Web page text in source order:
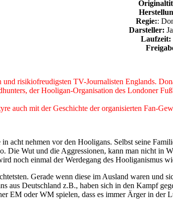
Regie::
Darsteller:
Laufzeit:
risikiofreudigsten TV-Journalisten Englands.
der Hooligan-Organisation des Londoner
auch mit der Geschichte der organisierten Fan-
acht nehmen vor den Hooligans. Selbst seine
Die Wut und die Aggressionen, kann man nicht in
noch einmal der Werdegang des Hooliganismus
Gerade wenn diese im Ausland waren und
aus Deutschland z.B., haben sich in den Kampf
EM oder WM spielen, dass es immer Ärger in der